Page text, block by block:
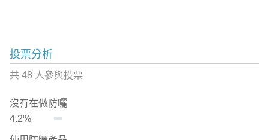
投票分析
共 48 人參與投票
沒有在做防曬
4.2%